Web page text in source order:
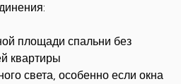
площади спальни без
квартиры
света, особенно если окна